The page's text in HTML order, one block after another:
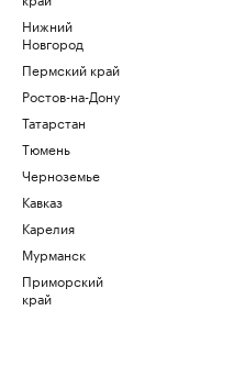
Нижний
Новгород
Пермский край
Ростов-на-Дону
Татарстан
Тюмень
Черноземье
Кавказ
Карелия
Мурманск
Приморский
край